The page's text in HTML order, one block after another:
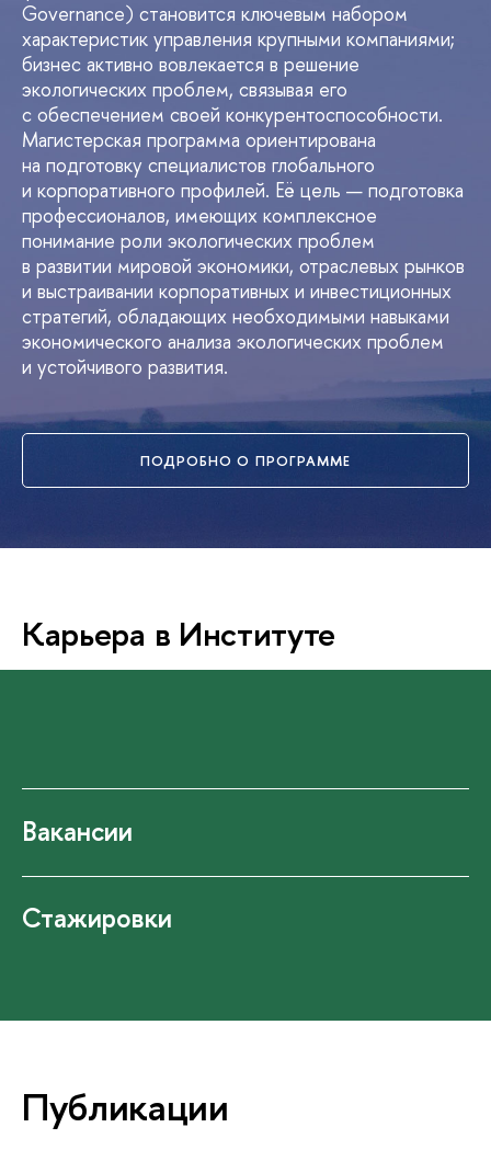
Governance) становится ключевым набором
характеристик управления крупными компаниями;
бизнес активно вовлекается в решение
экологических проблем, связывая его
с обеспечением своей конкурентоспособности.
Магистерская программа ориентирована
на подготовку специалистов глобального
и корпоративного профилей. Её цель — подготовка
профессионалов, имеющих комплексное
понимание роли экологических проблем
в развитии мировой экономики, отраслевых рынков
и выстраивании корпоративных и инвестиционных
стратегий, обладающих необходимыми навыками
экономического анализа экологических проблем
и устойчивого развития.
ПОДРОБНО О ПРОГРАММЕ
Карьера в Институте
Вакансии
Стажировки
Публикации